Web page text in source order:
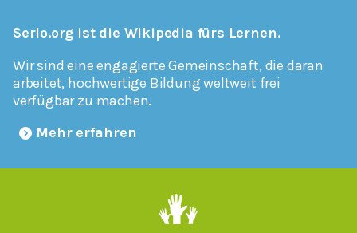
Serlo.org ist die Wikipedia fürs Lernen.
Wir sind eine engagierte Gemeinschaft, die daran
arbeitet, hochwertige Bildung weltweit frei
verfügbar zu machen.
Mehr erfahren